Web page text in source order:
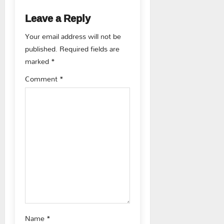
a
v
i
g
Leave a Reply
Your email address will not be
published. Required fields are
marked*
Comment*
Name*